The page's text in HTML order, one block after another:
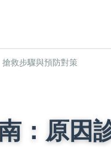
救步驟與預防對策
：原因